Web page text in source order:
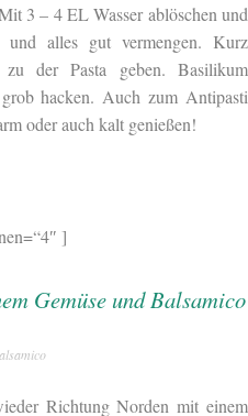
3 – 4 EL Wasser ablöschen und
und alles gut vermengen. Kurz
der Pasta geben. Basilikum
hacken. Auch zum Antipasti
oder auch kalt genießen!
]
Richtung Norden mit einem